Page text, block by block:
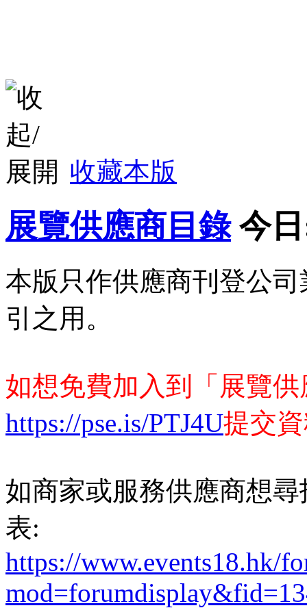
收藏本版
展覽供應商目錄 今
本版只作供應商刊登公
引之用。
如想免費加入到「展覽
https://pse.is/PTJ4U提交
如商家或服務供應商想
表:
https://www.events18.hk/